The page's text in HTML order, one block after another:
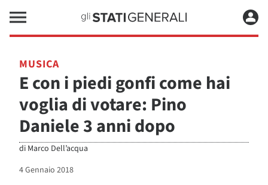
MUSICA
E con i piedi gonfi come hai
voglia di votare: Pino
Daniele 3 anni dopo
di Marco Dell’acqua
4 Gennaio 2018